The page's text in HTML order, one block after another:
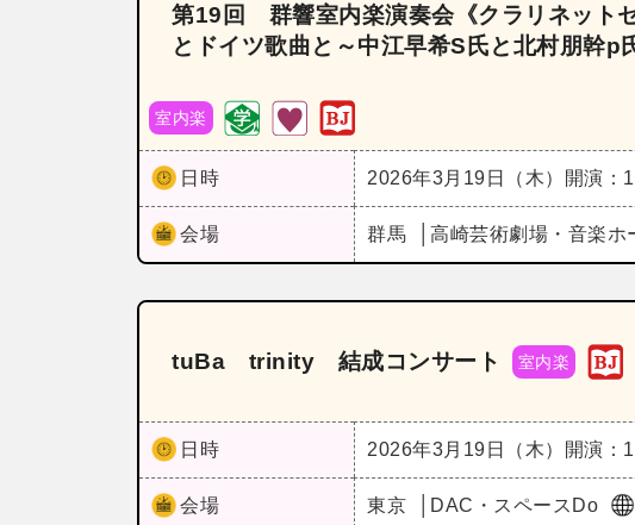
第19回 群響室内楽演奏会《クラリネット
とドイツ歌曲と～中江早希S氏と北村朋幹p
室内楽
日時 2026年3月19日（木） 開演：
会場 群馬 高崎芸術劇場・音楽ホ
tuBa trinity 結成コンサート 室内楽
日時 2026年3月19日（木） 開演：
会場 東京 DAC・スペースDo